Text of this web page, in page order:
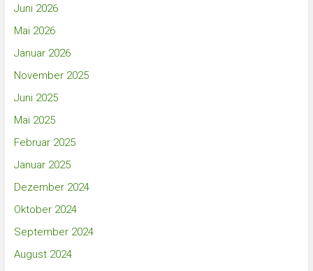
Juni 2026
Mai 2026
Januar 2026
November 2025
Juni 2025
Mai 2025
Februar 2025
Januar 2025
Dezember 2024
Oktober 2024
September 2024
August 2024